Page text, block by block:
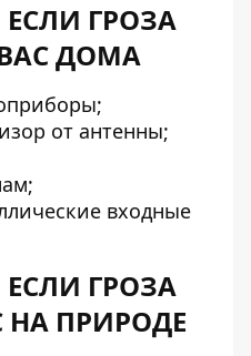
ЕСЛИ ГРОЗА
ДОМА
от антенны;
входные
ЕСЛИ ГРОЗА
НА ПРИРОДЕ